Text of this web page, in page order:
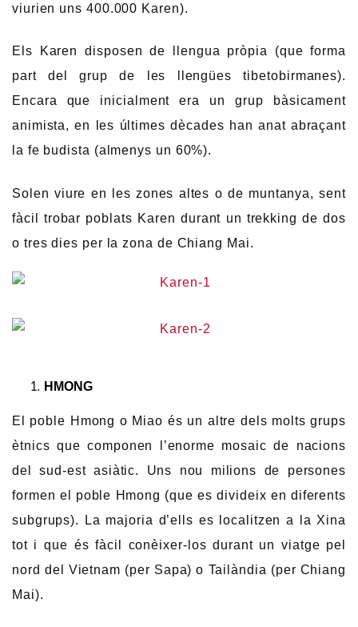
viurien uns 400.000 Karen).
Els Karen disposen de llengua pròpia (que forma
part del grup de les llengües tibetobirmanes).
Encara que inicialment era un grup bàsicament
animista, en les últimes dècades han anat abraçant
la fe budista (almenys un 60%).
Solen viure en les zones altes o de muntanya, sent
fàcil trobar poblats Karen durant un trekking de dos
o tres dies per la zona de Chiang Mai.
HMONG
El poble Hmong o Miao és un altre dels molts grups
ètnics que componen l’enorme mosaic de nacions
del sud-est asiàtic. Uns nou milions de persones
formen el poble Hmong (que es divideix en diferents
subgrups). La majoria d’ells es localitzen a la Xina
tot i que és fàcil conèixer-los durant un viatge pel
nord del Vietnam (per Sapa) o Tailàndia (per Chiang
Mai).